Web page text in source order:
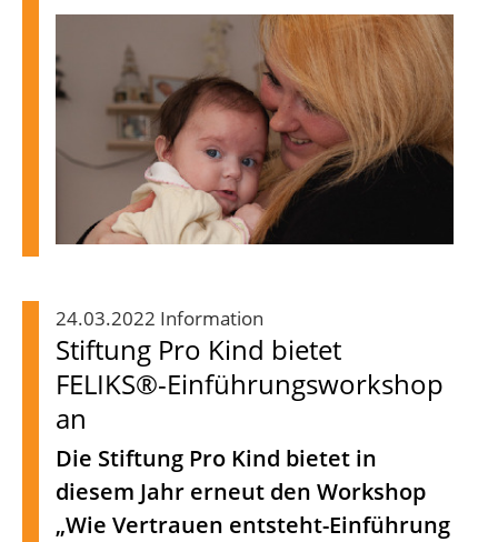
24.03.2022 Information
Stiftung Pro Kind bietet
FELIKS®-Einführungsworkshop
an
Die Stiftung Pro Kind bietet in
diesem Jahr erneut den Workshop
„Wie Vertrauen entsteht-Einführung